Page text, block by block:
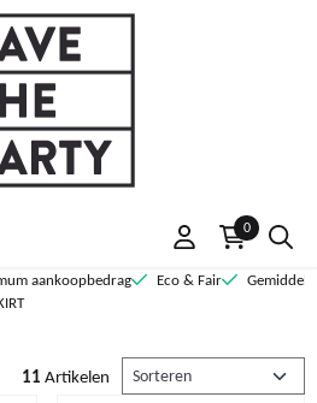
gesloten.
0
aankoopbedrag Eco & Fair
11 Artikelen Sorteermethode